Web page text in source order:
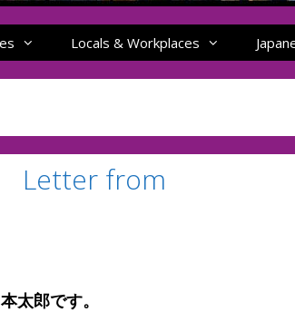
Locals & Workplaces
Letter from
太郎です。